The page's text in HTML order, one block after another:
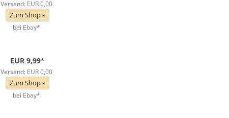
Versand: EUR 0,00
Zum Shop »
bei Ebay*
EUR 9,99*
Versand: EUR 0,00
Zum Shop »
bei Ebay*